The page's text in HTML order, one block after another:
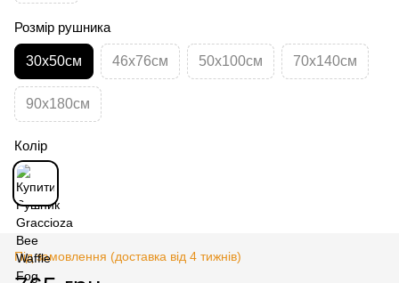
Розмір рушника
30х50см 46х76см 50х100см 70х140см
90х180см
Колір
Під замовлення (доставка від 4 тижнів)